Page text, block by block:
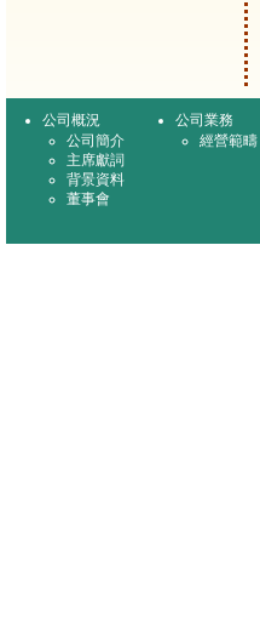
公司概況
公司簡介
主席獻詞
背景資料
董事會
公司業務
經營範疇